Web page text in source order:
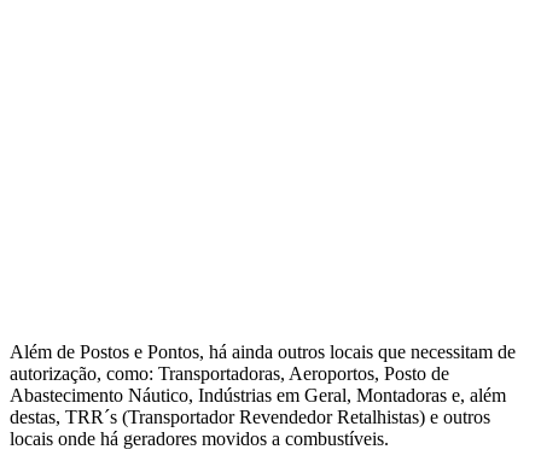
Além de Postos e Pontos, há ainda outros locais que necessitam de
autorização, como: Transportadoras, Aeroportos, Posto de
Abastecimento Náutico, Indústrias em Geral, Montadoras e, além
destas, TRR´s (Transportador Revendedor Retalhistas) e outros
locais onde há geradores movidos a combustíveis.